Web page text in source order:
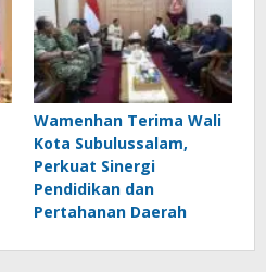
Wamenhan Terima Wali
Kota Subulussalam,
Perkuat Sinergi
Pendidikan dan
Pertahanan Daerah